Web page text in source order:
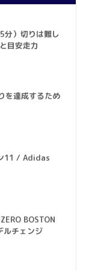
分）切りは難し
目安走力
を達成するため
11 / Adidas
BOSTON
ルチェンジ